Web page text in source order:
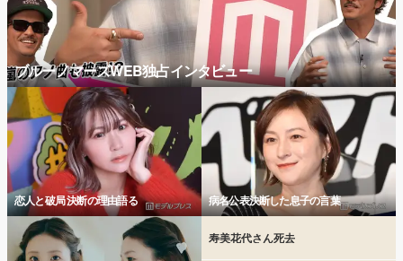
ブルーノマーズWEB独占インタビュー
恋人と破局 決断の理由語る 病名公表決断した息子の言葉
寿美花代さん死去